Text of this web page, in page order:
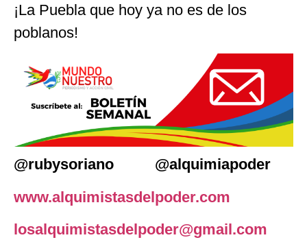
¡La Puebla que hoy ya no es de los
poblanos!
@rubysoriano @alquimiapoder
www.alquimistasdelpoder.com
losalquimistasdelpoder@gmail.com